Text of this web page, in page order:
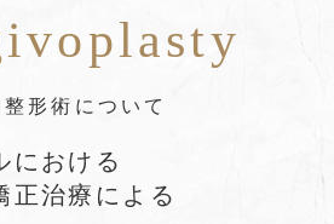
形術について
における
正治療による